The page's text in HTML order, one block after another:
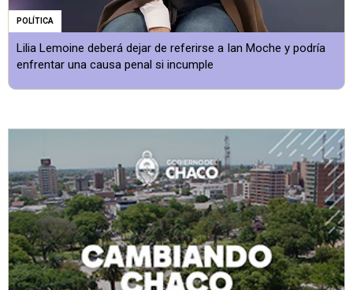
POLÍTICA
Lilia Lemoine deberá dejar de referirse a Ian Moche y podría
enfrentar una causa penal si incumple